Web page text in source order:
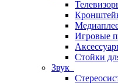
Игровые
Стойки
Звук